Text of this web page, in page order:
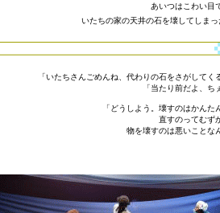
あいつはこわい目
いたちの家の天井の石を壊してしまっ
「いたちさんごめんね、代わりの石をさがしてく
「当たり前だよ、ちぇ
「どうしよう。壊すのはかんた
直すのってむず
物を壊すのは悪いことな